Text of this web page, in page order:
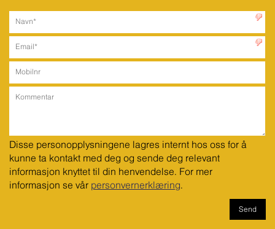
Disse personopplysningene lagres internt hos oss for å
kunne ta kontakt med deg og sende deg relevant
informasjon knyttet til din henvendelse. For mer
informasjon se vår personvernerklæring.